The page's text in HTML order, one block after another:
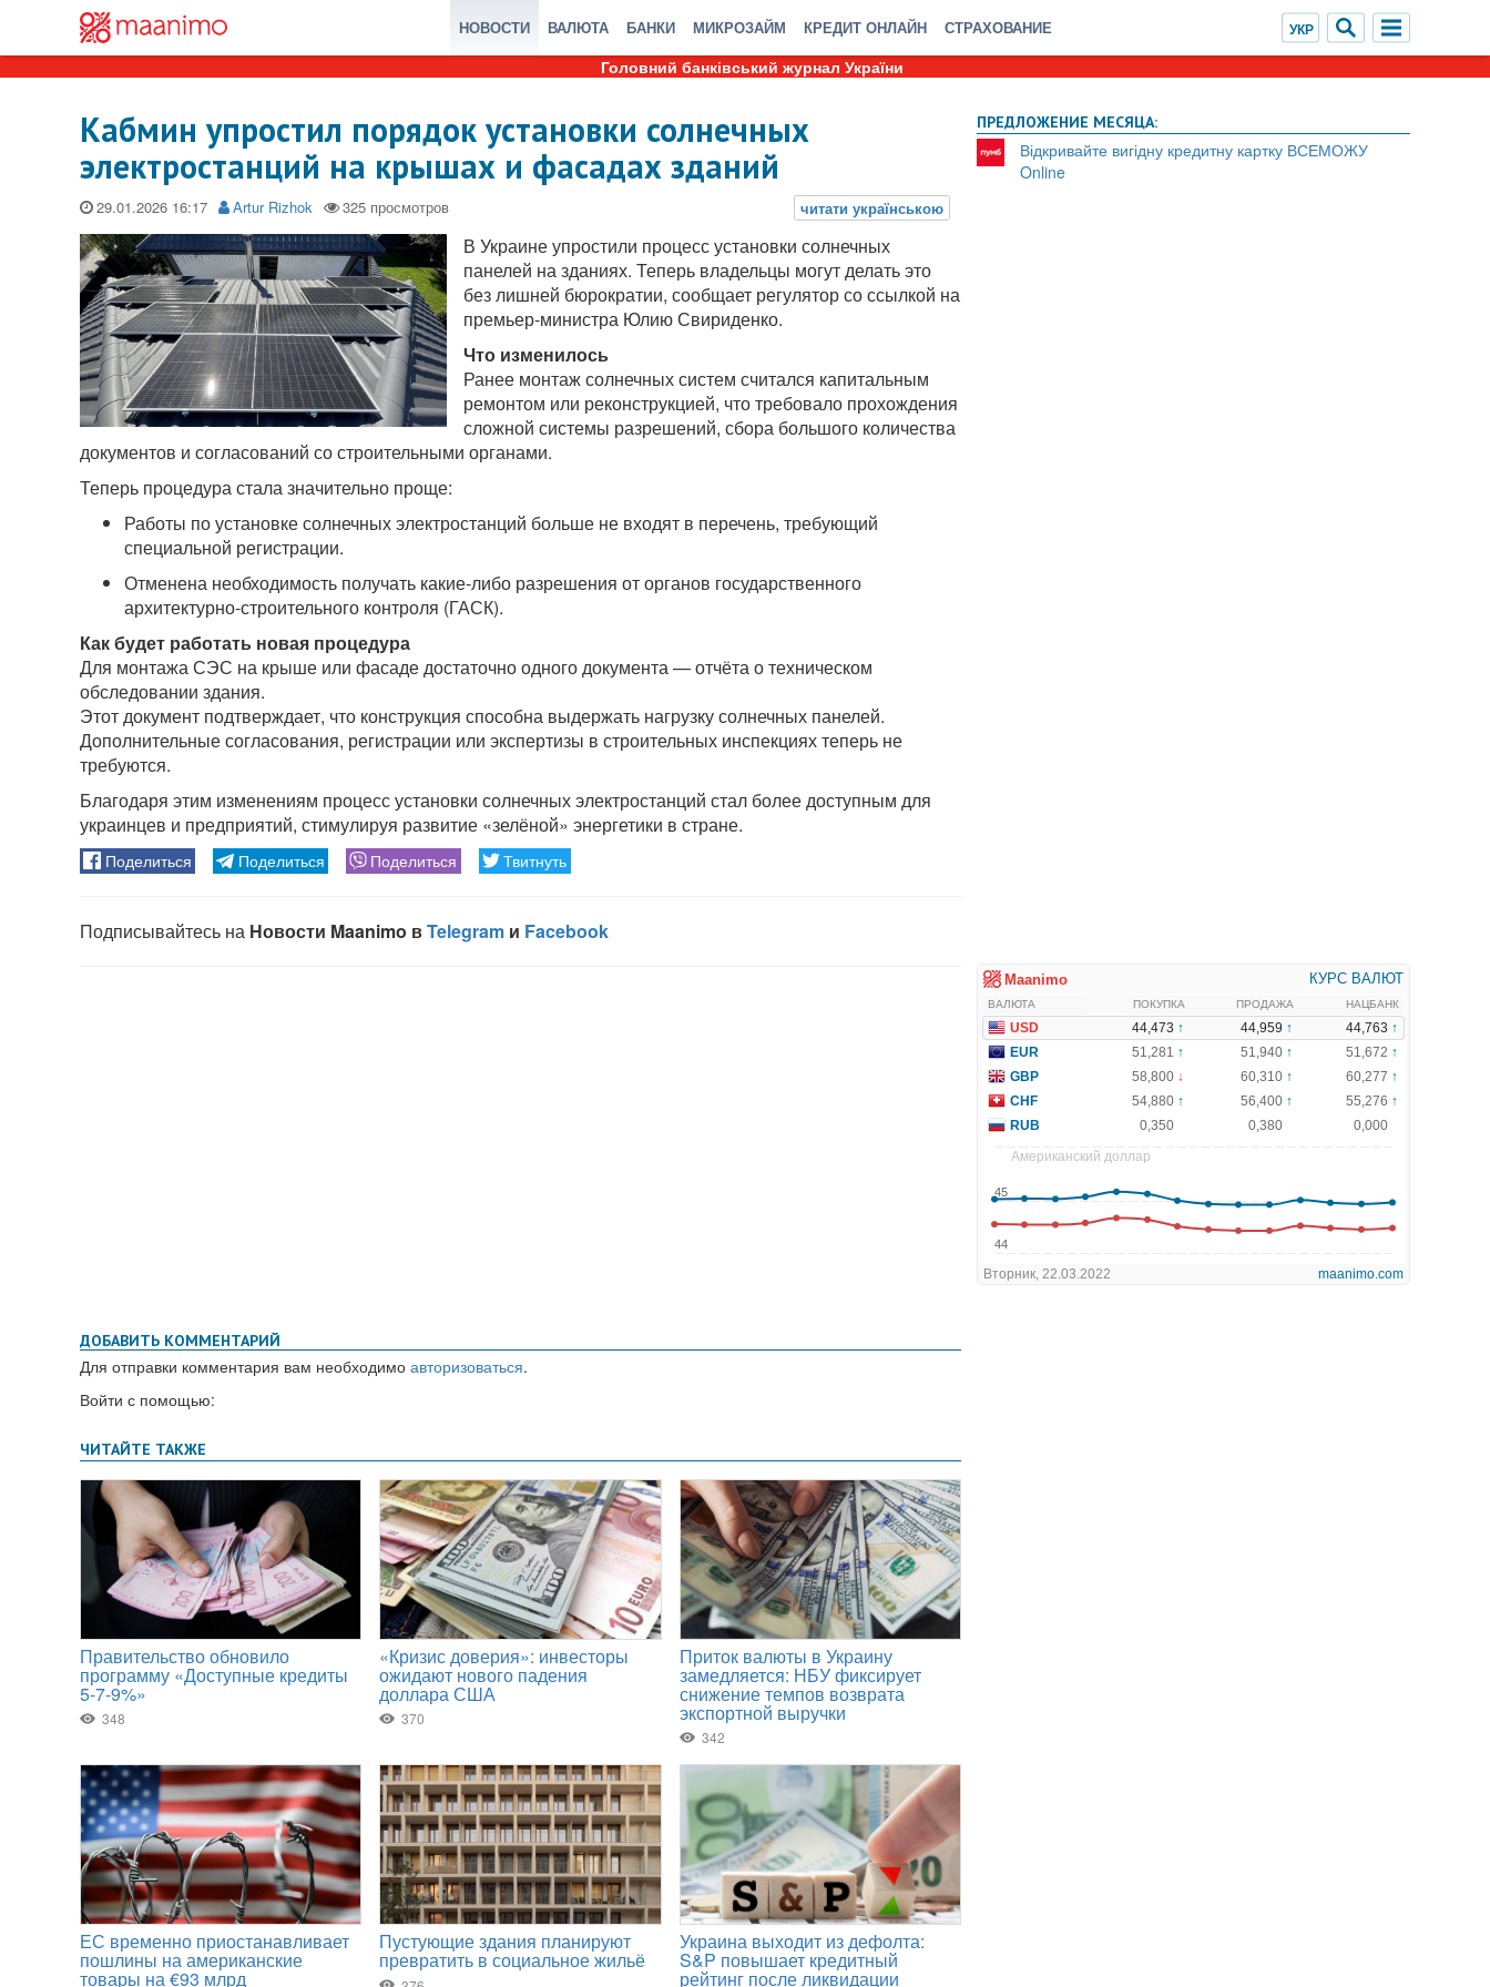
НОВОСТИ ВАЛЮТА БАНКИ МИКРОЗАЙМ КРЕДИТ ОНЛАЙН СТРАХОВАНИЕ
Головний банківський журнал України
Кабмин упростил порядок установки солнечных
электростанций на крышах и фасадах зданий
29.01.2026 Artur Rizhok
В Украине упростили процесс установки солнечных
панелей на зданиях. Теперь владельцы могут делать это
без лишней бюрократии, сообщает регулятор со ссылкой на
премьер-министра Юлию Свириденко.
Что изменилось
Ранее монтаж солнечных систем считался капитальным
ремонтом или реконструкцией, что требовало прохождения
сложной системы разрешений, сбора большого количества
документов и согласований со строительными органами.
Теперь процедура стала значительно проще:
Работы по установке солнечных электростанций больше не входят в перечень, требующий
специальной регистрации.
Отменена необходимость получать какие-либо разрешения от органов государственного
архитектурно-строительного контроля (ГАСК).
Как будет работать новая процедура
Для монтажа СЭС на крыше или фасаде достаточно одного документа — отчёта о техническом
обследовании здания.
Этот документ подтверждает, что конструкция способна выдержать нагрузку солнечных панелей.
Дополнительные согласования, регистрации или экспертизы в строительных инспекциях теперь не
требуются.
Благодаря этим изменениям процесс установки солнечных электростанций стал более доступным для
украинцев и предприятий, стимулируя развитие «зелёной» энергетики в стране.
ДОБАВИТЬ КОММЕНТАРИЙ
Для отправки комментария вам необходимо авторизоваться.
Войти с помощью:
ПРЕДЛОЖЕНИЕ МЕСЯЦА:
Відкривайте вигідну кредитну картку ВСЕМОЖУ
Online